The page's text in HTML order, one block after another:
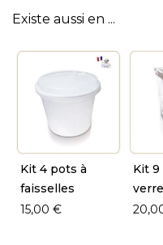
Existe aussi en ...
Kit 4 pots à
faisselles
15,00 €
Kit 9
verre